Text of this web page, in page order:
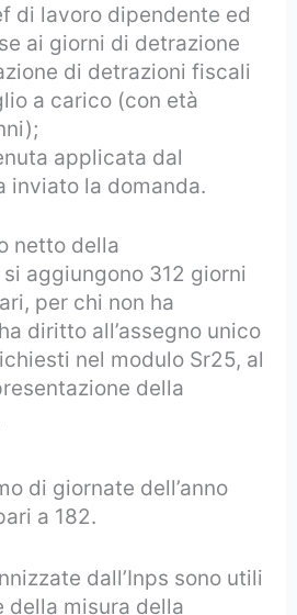
di lavoro dipendente ed
ai giorni di detrazione
di detrazioni fiscali
a carico (con età
applicata dal
inviato la domanda.
netto della
aggiungono 312 giorni
per chi non ha
diritto all’assegno unico
nel modulo Sr25, al
della
di giornate dell’anno
a 182.
dall’Inps sono utili
della misura della